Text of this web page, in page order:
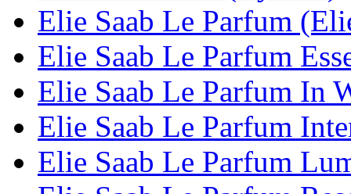
Elie Saab Le Parfum
Elie Saab Le Parfum
Elie Saab Le Parfum In
Elie Saab Le Parfum
Elie Saab Le Parfum